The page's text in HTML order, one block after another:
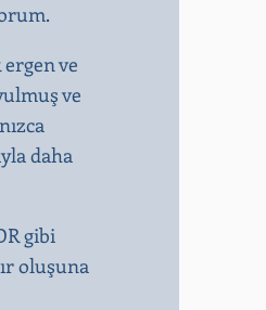
ve
ve
daha
gibi
oluşuna